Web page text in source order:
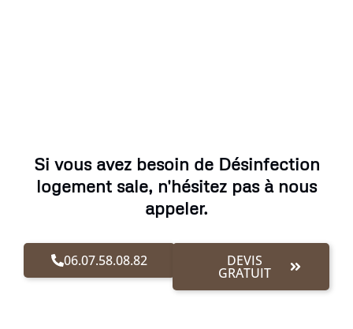
Si vous avez besoin de Désinfection
logement sale, n'hésitez pas à nous
appeler.
06.07.58.08.82 DEVIS
GRATUIT